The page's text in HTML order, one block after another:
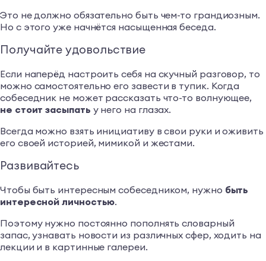
Это не должно обязательно быть чем-то грандиозным.
Но с этого уже начнётся насыщенная беседа.
Получайте удовольствие
Если наперёд настроить себя на скучный разговор, то
можно самостоятельно его завести в тупик. Когда
собеседник не может рассказать что-то волнующее,
не стоит засыпать у него на глазах.
Всегда можно взять инициативу в свои руки и оживить
его своей историей, мимикой и жестами.
Развивайтесь
Чтобы быть интересным собеседником, нужно быть
интересной личностью.
Поэтому нужно постоянно пополнять словарный
запас, узнавать новости из различных сфер, ходить на
лекции и в картинные галереи.